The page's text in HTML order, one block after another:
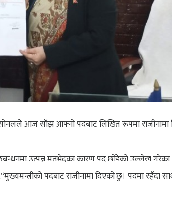
आज साँझ आफ्नो पदबाट लिखित रूपमा राजीनामा
उत्पन्न मतभेदका कारण पद छोडेको उल्लेख
पदबाट राजीनामा दिएको छु। पदमा रहँदा